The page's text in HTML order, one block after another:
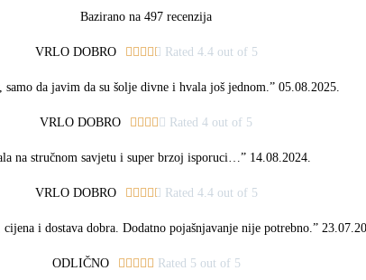
Bazirano na 497 recenzija
VRLO DOBRO      Rated 4.4 out of 5
samo da javim da su šolje divne i hvala još jednom.” 05.08.2025.
VRLO DOBRO      Rated 4 out of 5
na stručnom savjetu i super brzoj isporuci…” 14.08.2024.
VRLO DOBRO      Rated 4.4 out of 5
i dostava dobra. Dodatno pojašnjavanje nije potrebno.”
ODLIČNO      Rated 5 out of 5